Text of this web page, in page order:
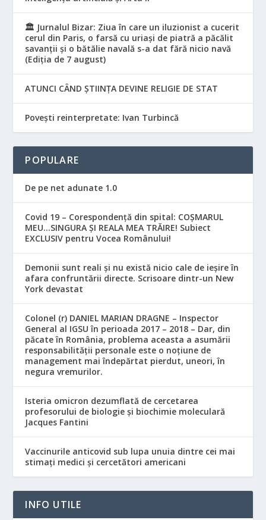
🏛️ Jurnalul Bizar: Ziua în care un iluzionist a cucerit
cerul din Paris, o farsă cu uriași de piatră a păcălit
savanții și o bătălie navală s-a dat fără nicio navă
(Ediția de 7 august)
ATUNCI CÂND ȘTIINȚA DEVINE RELIGIE DE STAT
Povești reinterpretate: Ivan Turbincă
POPULARE
De pe net adunate 1.0
Covid 19 – Corespondență din spital: COȘMARUL
MEU…SINGURA ȘI REALA MEA TRĂIRE! Subiect
EXCLUSIV pentru Vocea Românului!
Demonii sunt reali și nu există nicio cale de ieșire în
afara confruntării directe. Scrisoare dintr-un New
York devastat
Colonel (r) DANIEL MARIAN DRAGNE – Inspector
General al IGSU în perioada 2017 – 2018 – Dar, din
păcate în România, problema aceasta a asumării
responsabilităţii personale este o noţiune de
management mai îndepărtat pierdut, uneori, în
negura vremurilor.
Isteria omicron dezumflată de cercetarea
profesorului de biologie și biochimie moleculară
Jacques Fantini
Vaccinurile anticovid sub lupa unuia dintre cei mai
stimați medici și cercetători americani
INFO UTILE